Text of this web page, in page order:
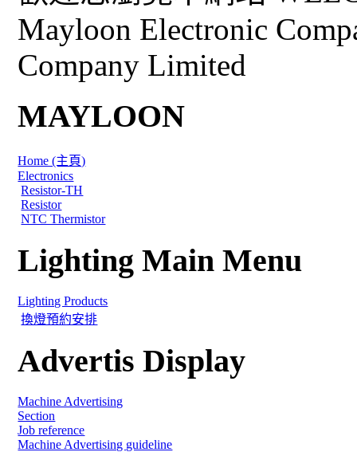
Mayloon Electronic
Company Limited
MAYLOON
Home (主頁)
Electronics
Resistor-TH
Resistor
NTC Thermistor
Lighting Main Menu
Lighting Products
換燈預約安排
Advertis Display
Machine Advertising
Section
Job reference
Machine Advertising guideline